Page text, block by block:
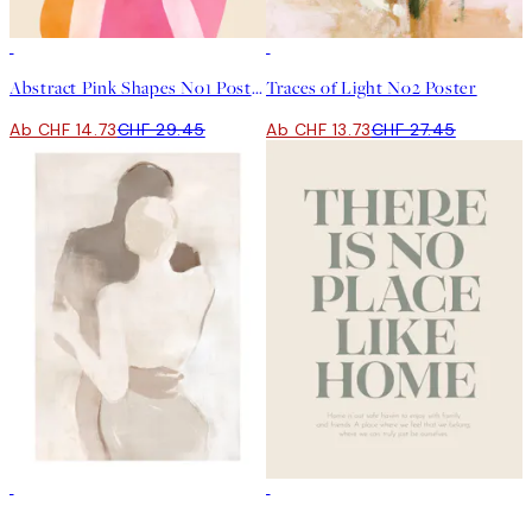
Abstract Pink Shapes No1 Poster
Ab CHF 14.73CHF 29.45
Traces of Light No2 Poster
Ab CHF 13.73CHF 27.45